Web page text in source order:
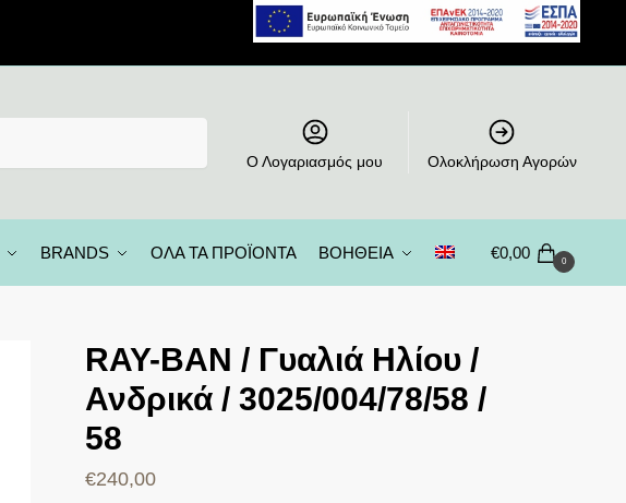
Ο Λογαριασμός μου Ολοκλήρωση Αγορών
BRANDS ΟΛΑ ΤΑ ΠΡΟΪΟΝΤΑ ΒΟΗΘΕΙΑ €0,00 0
RAY-BAN / Γυαλιά Ηλίου /
Ανδρικά / 3025/004/78/58 /
58
€240,00